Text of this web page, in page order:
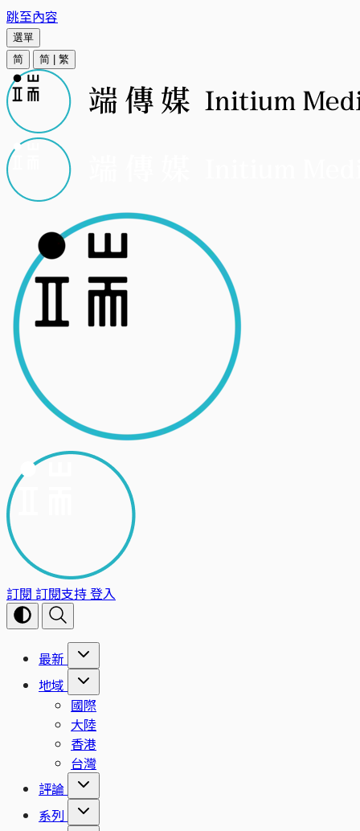
跳至內容
選單
简
简 繁
訂閱 訂閱支持登入
最新
地域
國際
大陸
香港
台灣
評論
系列